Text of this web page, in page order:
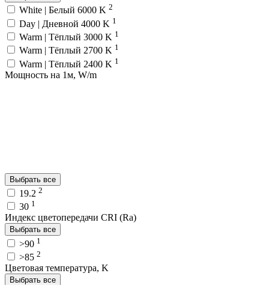
White | Белый 6000 K 2
Day | Дневной 4000 K 1
Warm | Тёплый 3000 K 1
Warm | Тёплый 2700 K 1
Warm | Тёплый 2400 K 1
Мощность на 1м, W/m
Выбрать все
19.2 2
30 1
Индекс цветопередачи CRI (Ra)
Выбрать все
>90 1
>85 2
Цветовая температура, K
Выбрать все